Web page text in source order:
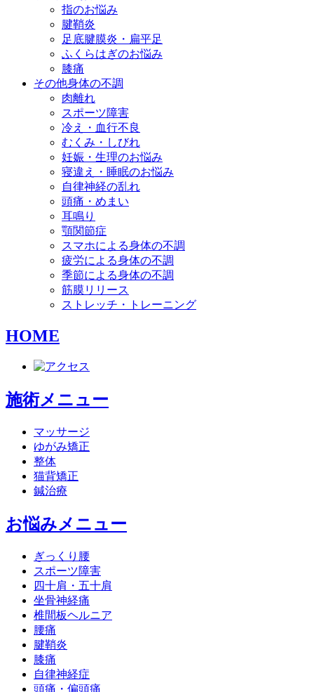
指のお悩み
腱鞘炎
足底腱膜炎・扁平足
ふくらはぎのお悩み
膝痛
その他身体の不調
肉離れ
スポーツ障害
冷え・血行不良
むくみ・しびれ
妊娠・生理のお悩み
寝違え・睡眠のお悩み
自律神経の乱れ
頭痛・めまい
耳鳴り
顎関節症
スマホによる身体の不調
疲労による身体の不調
季節による身体の不調
筋膜リリース
ストレッチ・トレーニング
HOME
施術メニュー
マッサージ
ゆがみ矯正
整体
猫背矯正
鍼治療
お悩みメニュー
ぎっくり腰
スポーツ障害
四十肩・五十肩
坐骨神経痛
椎間板ヘルニア
腰痛
腱鞘炎
膝痛
自律神経症
頭痛・偏頭痛